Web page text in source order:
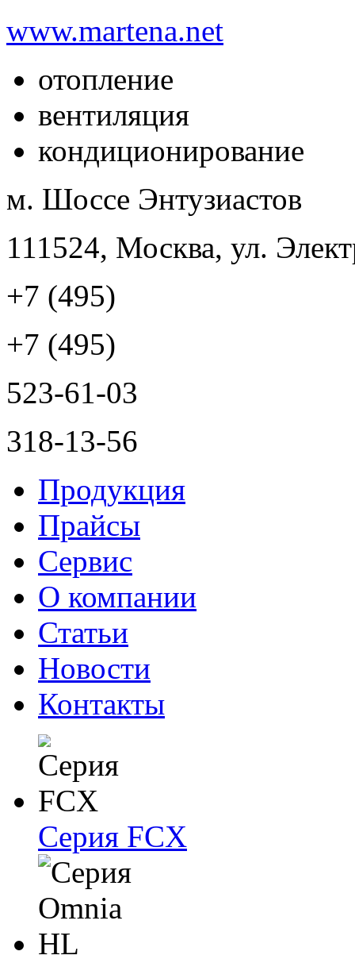
www.martena.net
отопление
вентиляция
кондиционирование
м. Шоссе Энтузиастов
111524, Москва, ул.
+7 (495)
+7 (495)
523-61-03
318-13-56
Продукция
Прайсы
Сервис
О компании
Статьи
Новости
Контакты
Серия FCX